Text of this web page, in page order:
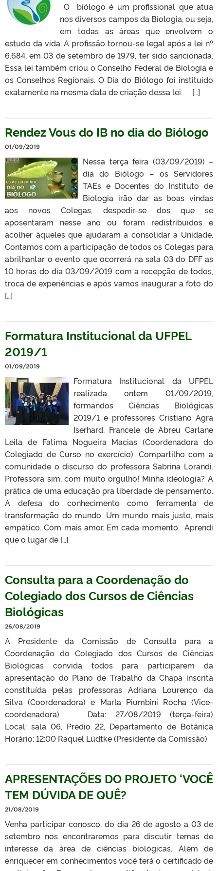
O biólogo é um profissional que atua
nos diversos campos da Biologia, ou seja,
em todas as áreas que envolvem o
estudo da vida. A profissão tornou-se legal após a lei nº
6.684, em 03 de setembro de 1979, ter sido sancionada.
Essa lei também criou o Conselho Federal de Biologia e
os Conselhos Regionais. O Dia do Biólogo foi instituído
exatamente na mesma data de criação dessa lei. […]
Rendez Vous do IB no dia do Biólogo
01/09/2019
Nessa terça feira (03/09/2019) –
dia do Biólogo – os Servidores
TAEs e Docentes do Instituto de
Biologia irão dar as boas vindas
aos novos Colegas, despedir-se dos que se
aposentaram nesse ano ou foram redistribuídos e
acolher àqueles que ajudaram a consolidar a Unidade.
Contamos com a participação de todos os Colegas para
abrilhantar o evento que ocorrerá na sala 03 do DFF as
10 horas do dia 03/09/2019 com a recepção de todos,
troca de experiências e após vamos inaugurar a foto do
[…]
Formatura Institucional da UFPEL
2019/1
01/09/2019
Formatura Institucional da UFPEL
realizada ontem 01/09/2019,
formandos Ciências Biológicas
2019/1 e professores Cristiano Agra
Iserhard, Francele de Abreu Carlane
Leila de Fatima Nogueira Macias (Coordenadora do
Colegiado de Curso no exercício). Compartilho com a
comunidade o discurso do professora Sabrina Lorandi.
Professora sim, com muito orgulho! Minha ideologia? A
prática de uma educação pra liberdade de pensamento.
A defesa do conhecimento como ferramenta de
transformação do mundo. Um mundo mais justo, mais
empático. Com mais amor. Em cada momento. Aprendi
que o lugar de […]
Consulta para a Coordenação do
Colegiado dos Cursos de Ciências
Biológicas
26/08/2019
A Presidente da Comissão de Consulta para a
Coordenação do Colegiado dos Cursos de Ciências
Biológicas convida todos para participarem da
apresentação do Plano de Trabalho da Chapa inscrita
constituída pelas professoras Adriana Lourenço da
Silva (Coordenadora) e Marla Piumbini Rocha (Vice-
coordenadora). Data: 27/08/2019 (terça-feira)
Local: sala 06, Prédio 22, Departamento de Botânica
Horário: 12:00 Raquel Lüdtke (Presidente da Comissão)
APRESENTAÇÕES DO PROJETO ‘VOCÊ
TEM DÚVIDA DE QUÊ?
21/08/2019
Venha participar conosco, do dia 26 de agosto a 03 de
setembro nos encontraremos para discutir temas de
interesse da área de ciências biológicas. Além de
enriquecer em conhecimentos você terá o certificado de